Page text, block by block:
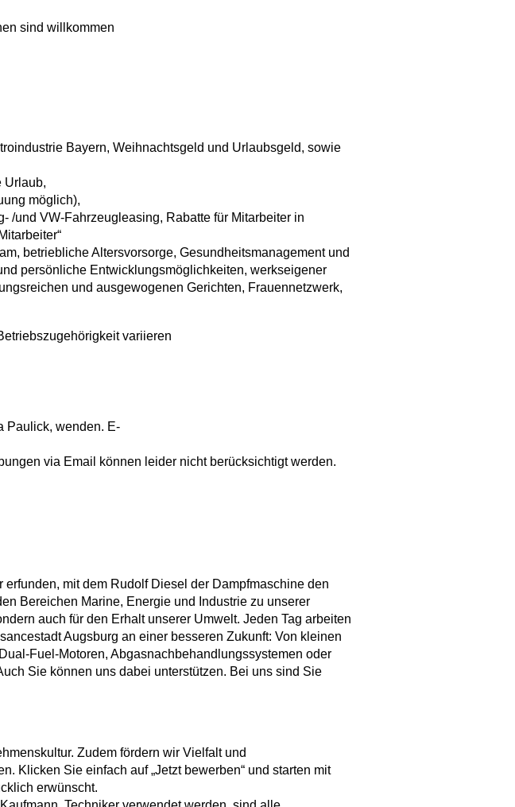
sind willkommen
Bayern, Weihnachtsgeld und Urlaubsgeld, sowie
Urlaub,
möglich),
/und VW-Fahrzeugleasing, Rabatte für Mitarbeiter in
betriebliche Altersvorsorge, Gesundheitsmanagement und
persönliche Entwicklungsmöglichkeiten, werkseigener
und ausgewogenen Gerichten, Frauennetzwerk,
variieren
Paulick, wenden. E-
via Email können leider nicht berücksichtigt werden.
mit dem Rudolf Diesel der Dampfmaschine den
Bereichen Marine, Energie und Industrie zu unserer
auch für den Erhalt unserer Umwelt. Jeden Tag arbeiten
Augsburg an einer besseren Zukunft: Von kleinen
Fuel-Motoren, Abgasnachbehandlungssystemen oder
Sie können uns dabei unterstützen. Bei uns sind Sie
Zudem fördern wir Vielfalt und
Klicken Sie einfach auf „Jetzt bewerben“ und starten mit
erwünscht.